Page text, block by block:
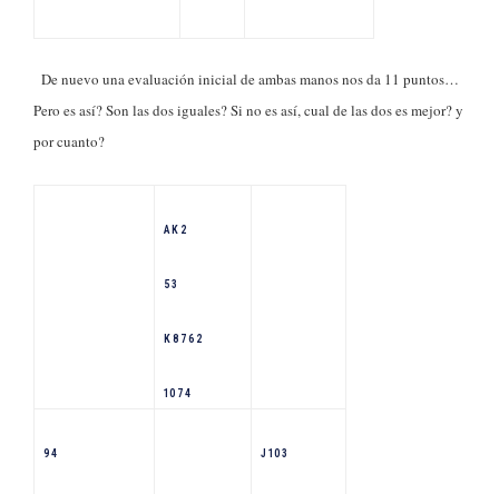
De nuevo una evaluación inicial de ambas manos nos da 11 puntos…
Pero es así? Son las dos iguales? Si no es así, cual de las dos es mejor? y
por cuanto?
A K 2
5 3
K 8 7 6 2
10 7 4
9 4 J 10 3